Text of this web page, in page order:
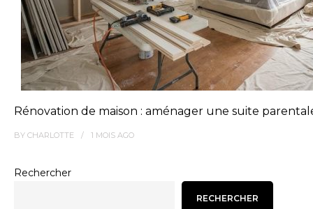
Rénovation de maison : aménager une suite
BY CHARLOTTE 1 MOIS AGO
Rechercher
RECHERCHER